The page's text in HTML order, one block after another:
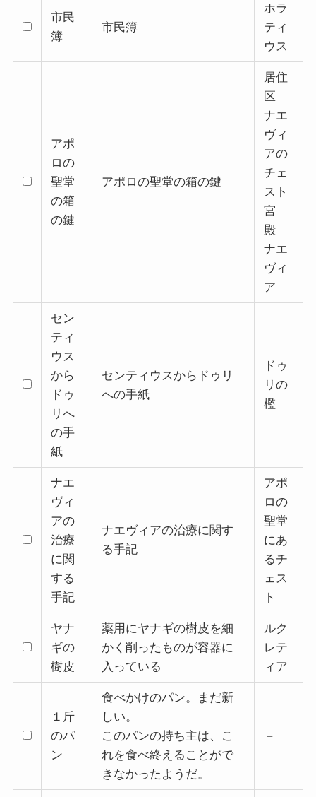
市民
簿
市民簿
ホラ
ティ
ウス
アポ
ロの
聖堂
の箱
の鍵
アポロの聖堂の箱の鍵
居住
区
ナエ
ヴィ
アの
チェ
スト
宮
殿
ナエ
ヴィ
ア
セン
ティ
ウス
から
ドゥ
リへ
の手
紙
センティウスからドゥリ
への手紙
ドゥ
リの
檻
ナエ
ヴィ
アの
治療
に関
する
手記
ナエヴィアの治療に関す
る手記
アポ
ロの
聖堂
にあ
るチ
ェス
ト
ヤナ
ギの
樹皮
薬用にヤナギの樹皮を細
かく削ったものが容器に
入っている
ルク
レテ
ィア
１斤
のパ
ン
食べかけのパン。まだ新
しい。
このパンの持ち主は、こ
れを食べ終えることがで
きなかったようだ。
－